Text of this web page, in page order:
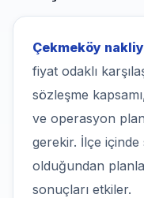
Çekmeköy
fiyat odaklı
sözleşme
ve operasyon
gerekir. İlçe
olduğundan
sonuçları etkiler.